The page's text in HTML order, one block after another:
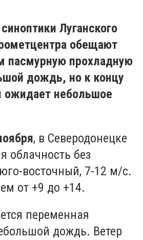
Луганского
обещают
пасмурную прохладную
дождь, но к концу
ожидает небольшое
, в Северодонецке
облачность без
восточный, 7-12 м/с.
от +9 до +14.
переменная
дождь. Ветер